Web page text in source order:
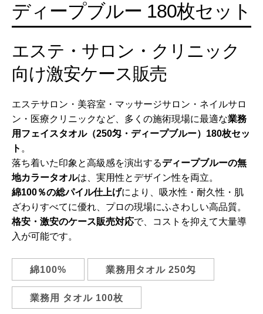
ディープブルー 180枚セット
エステ・サロン・クリニック
向け激安ケース販売
エステサロン・美容室・マッサージサロン・ネイルサロ
ン・医療クリニックなど、多くの施術現場に最適な業務
用フェイスタオル（250匁・ディープブルー）180枚セッ
ト 。
落ち着いた印象と高級感を演出するディープブルーの無
地カラータオルは、実用性とデザイン性を両立。
綿100％の総パイル仕上げにより、吸水性・耐久性・肌
ざわりすべてに優れ、プロの現場にふさわしい高品質。
格安・激安のケース販売対応で、コストを抑えて大量導
入が可能です。
綿100% 業務用タオル 250匁
業務用 タオル 100枚